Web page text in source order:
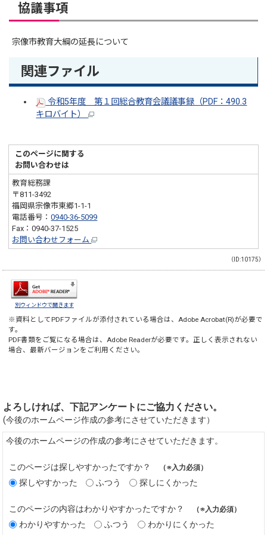
協議事項
宗像市教育大綱の延長について
関連ファイル
令和5年度 第１回総合教育会議議事録（PDF：490.3
キロバイト）
このページに関する
お問い合わせは
教育総務課
〒811-3492
福岡県宗像市東郷1-1-1
電話番号：0940-36-5099
Fax：0940-37-1525
お問い合わせフォーム
（ID:10175）
別ウィンドウで開きます
※資料としてPDFファイルが添付されている場合は、 Adobe Acrobat(R)が必要で
す。
PDF書類をご覧になる場合は、 Adobe Readerが必要です。正しく表示されない
場合、最新バージョンをご利用ください。